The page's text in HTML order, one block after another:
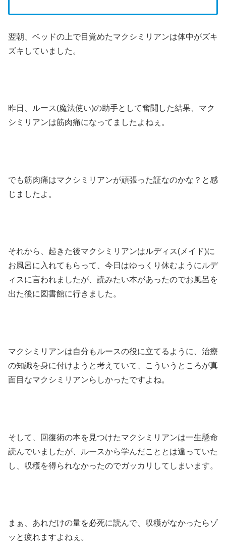
翌朝、ベッドの上で目覚めたマクシミリアンは体中がズキ
ズキしていました。
昨日、ルース(魔法使い)の助手として奮闘した結果、マク
シミリアンは筋肉痛になってましたよねぇ。
でも筋肉痛はマクシミリアンが頑張った証なのかな？と感
じましたよ。
それから、起きた後マクシミリアンはルディス(メイド)に
お風呂に入れてもらって、今日はゆっくり休むようにルデ
ィスに言われましたが、読みたい本があったのでお風呂を
出た後に図書館に行きました。
マクシミリアンは自分もルースの役に立てるように、治療
の知識を身に付けようと考えていて、こういうところが真
面目なマクシミリアンらしかったですよね。
そして、回復術の本を見つけたマクシミリアンは一生懸命
読んでいましたが、ルースから学んだこととは違っていた
し、収穫を得られなかったのでガッカリしてしまいます。
まぁ、あれだけの量を必死に読んで、収穫がなかったらゾ
ッと疲れますよねぇ。